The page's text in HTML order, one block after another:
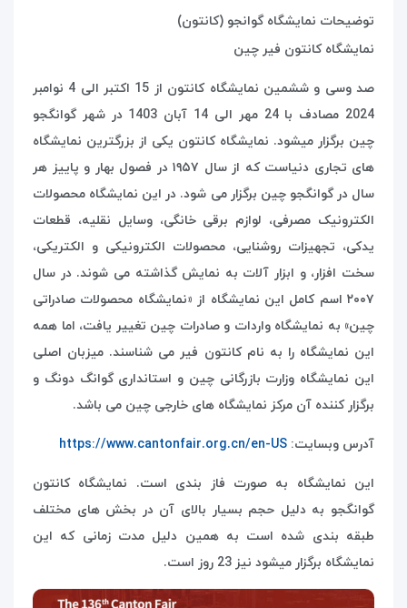
توضیحات نمایشگاه گوانجو (کانتون)
نمایشگاه کانتون فیر چین
صد وسی و ششمین نمایشگاه کانتون از 15 اکتبر الی 4 نوامبر
2024 مصادف با 24 مهر الی 14 آبان 1403 در شهر گوانگجو
چین برگزار میشود. نمایشگاه کانتون یکی از بزرگترین نمایشگاه
های تجاری دنیاست که از سال ۱۹۵۷ در فصول بهار و پاییز هر
سال در گوانگجو چین برگزار می شود. در این نمایشگاه محصولات
الکترونیک مصرفی، لوازم برقی خانگی، وسایل نقلیه، قطعات
یدکی، تجهیزات روشنایی، محصولات الکترونیکی و الکتریکی،
سخت افزار، و ابزار آلات به نمایش گذاشته می شوند. در سال
۲۰۰۷ اسم کامل این نمایشگاه از «نمایشگاه محصولات صادراتی
چین» به نمایشگاه واردات و صادرات چین تغییر یافت، اما همه
این نمایشگاه را به نام کانتون فیر می شناسند. میزبان اصلی
این نمایشگاه وزارت بازرگانی چین و استانداری گوانگ دونگ و
برگزار کننده آن مرکز نمایشگاه های خارجی چین می باشد.
آدرس وبسایت: https://www.cantonfair.org.cn/en-US
این نمایشگاه به صورت فاز بندی است. نمایشگاه کانتون
گوانگجو به دلیل حجم بسیار بالای آن در بخش های مختلف
طبقه بندی شده است به همین دلیل مدت زمانی که این
نمایشگاه برگزار میشود نیز 23 روز است
.